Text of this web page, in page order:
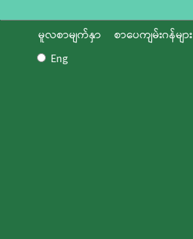
မူလစာမျက်နှာ စာပေကျမ်းဂန်များ
Eng